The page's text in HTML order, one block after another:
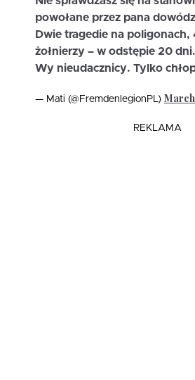
powołane przez pana
Dwie tragedie na poligonach,
żołnierzy – w odstępie 20 dni.
Wy nieudacznicy. Tylko
— Mati (@FremdenlegionPL) March
REKLAMA